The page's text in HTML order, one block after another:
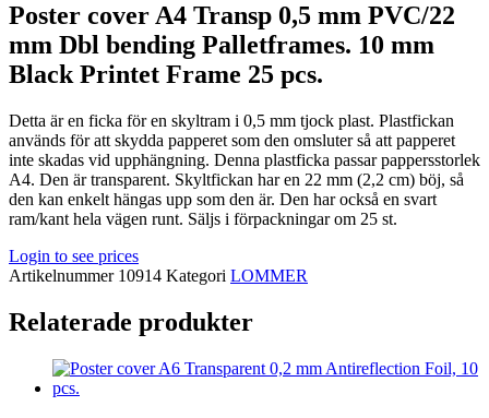
Poster cover A4 Transp 0,5 mm PVC/22
mm Dbl bending Palletframes. 10 mm
Black Printet Frame 25 pcs.
Detta är en ficka för en skyltram i 0,5 mm tjock plast. Plastfickan
används för att skydda papperet som den omsluter så att papperet
inte skadas vid upphängning. Denna plastficka passar pappersstorlek
A4. Den är transparent. Skyltfickan har en 22 mm (2,2 cm) böj, så
den kan enkelt hängas upp som den är. Den har också en svart
ram/kant hela vägen runt. Säljs i förpackningar om 25 st.
Login to see prices
Artikelnummer 10914 Kategori LOMMER
Relaterade produkter